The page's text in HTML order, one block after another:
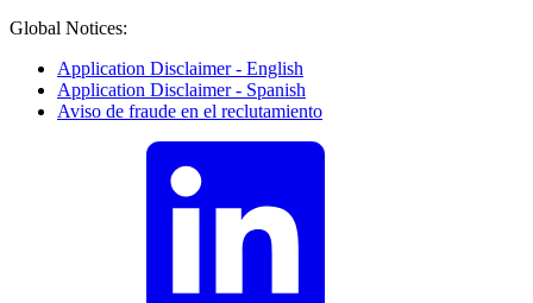
Global Notices:
Application Disclaimer - English
Application Disclaimer - Spanish
Aviso de fraude en el reclutamiento